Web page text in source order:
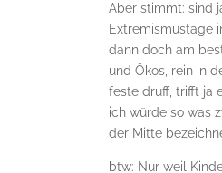
Aber stimmt: sind
Extremismustage
dann doch am
und Ökos, rein in
feste druff, trifft ja
ich würde so was
der Mitte
btw: Nur weil